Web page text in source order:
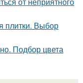
плитки. Выбор
Подбор цвета